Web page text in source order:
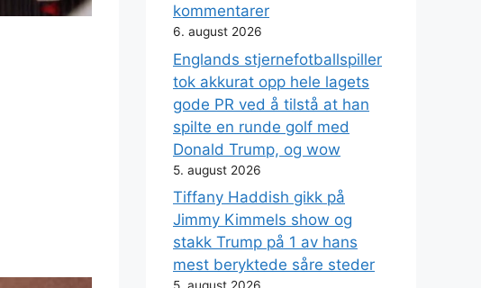
kommentarer
6. august 2026
Englands stjernefotballspiller
tok akkurat opp hele lagets
gode PR ved å tilstå at han
spilte en runde golf med
Donald Trump, og wow
5. august 2026
Tiffany Haddish gikk på
Jimmy Kimmels show og
stakk Trump på 1 av hans
mest beryktede såre steder